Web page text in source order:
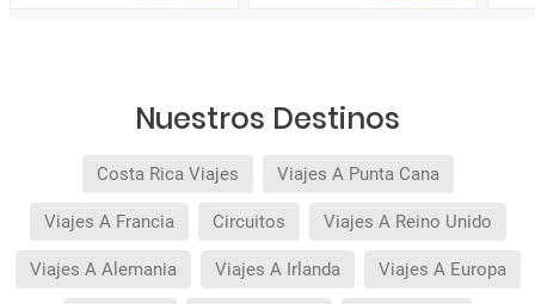
Nuestros Destinos
Costa Rica Viajes Viajes A Punta Cana
Viajes A Francia Circuitos Viajes A Reino Unido
Viajes A Alemania Viajes A Irlanda Viajes A Europa